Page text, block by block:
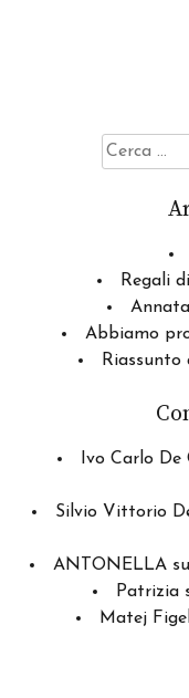
Ricerca
per:
Regali
Abbiamo
Ivo Carlo De
Silvio Vittorio
ANTONELLA su
Patrizia
Matej